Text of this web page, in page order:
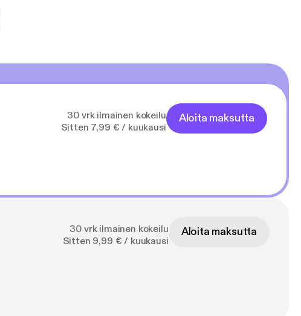
30 vrk ilmainen kokeilu
Sitten 7,99 € / kuukausi
Aloita maksutta
30 vrk ilmainen kokeilu
Sitten 9,99 € / kuukausi
Aloita maksutta